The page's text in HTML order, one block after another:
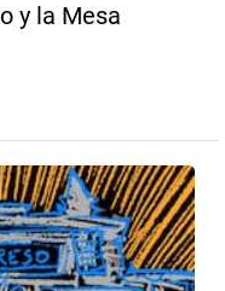
y la Mesa